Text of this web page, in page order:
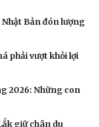
Bản đón lượng
phải vượt khỏi lợi
2026: Những con
giữ chân du